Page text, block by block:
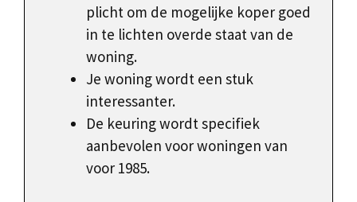
plicht om de mogelijke koper goed
in te lichten overde staat van de
woning.
Je woning wordt een stuk
interessanter.
De keuring wordt specifiek
aanbevolen voor woningen van
voor 1985.